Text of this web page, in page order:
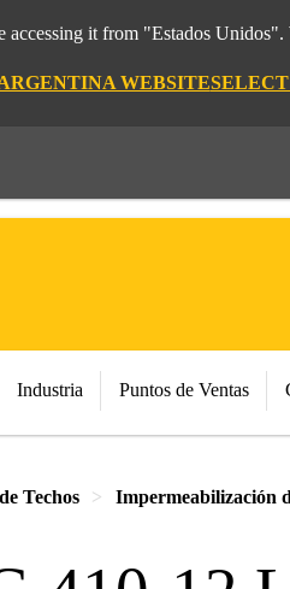
it from "Estados
WEBSITE
Industria Puntos de Ventas
Techos Impermeabilización